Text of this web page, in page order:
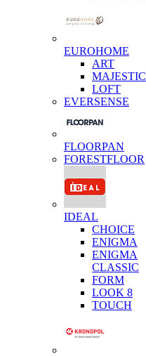
EUROHOME
ART
MAJESTIC
LOFT
EVERSENSE
FLOORPAN
FORESTFLOOR
IDEAL
CHOICE
ENIGMA
ENIGMA
CLASSIC
FORM
LOOK 8
TOUCH